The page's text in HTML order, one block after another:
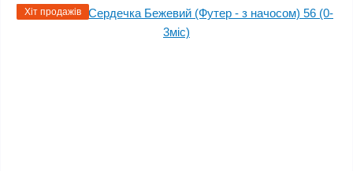
Хіт продажів